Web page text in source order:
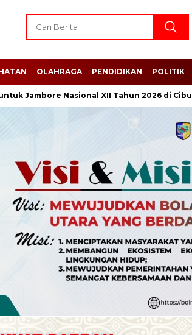
OLAHRAGA PENDIDIKAN POLITIK
Nasional XII Tahun 2026 di Cibubur